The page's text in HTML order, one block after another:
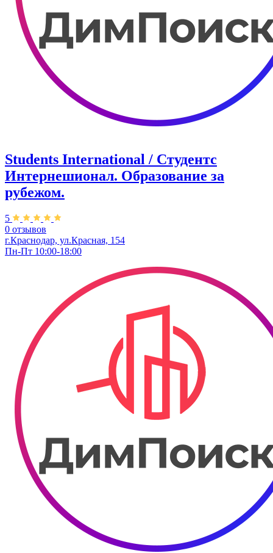
Students International / Студентс
Интернешионал. Образование за
рубежом.
5
0 отзывов
г.Краснодар, ул.Красная, 154
Пн-Пт 10:00-18:00